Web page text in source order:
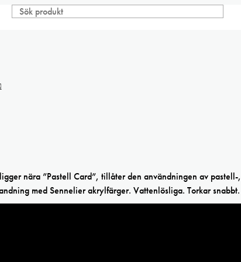
nära ”Pastell Card”, tillåter den användningen av
med Sennelier akrylfärger. Vattenlösliga. Torkar snabbt.